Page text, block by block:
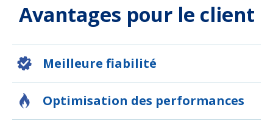
Avantages pour le client
Meilleure fiabilité
Optimisation des performances